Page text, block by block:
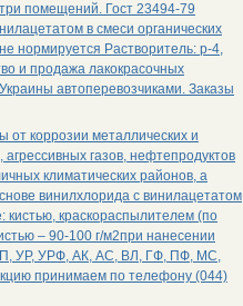
помещений. Гост 23494-79
в смеси органических
нормируется Растворитель: р-4,
и продажа лакокрасочных
автоперевозчиками. Заказы
коррозии металлических и
газов, нефтепродуктов
климатических районов, а
винилхлорида с винилацетатом
кистью, краскораспылителем (по
– 90-100 г/м2при нанесении
УР, УРФ, АК, АС, ВЛ, ГФ, ПФ, МС,
принимаем по телефону (044)